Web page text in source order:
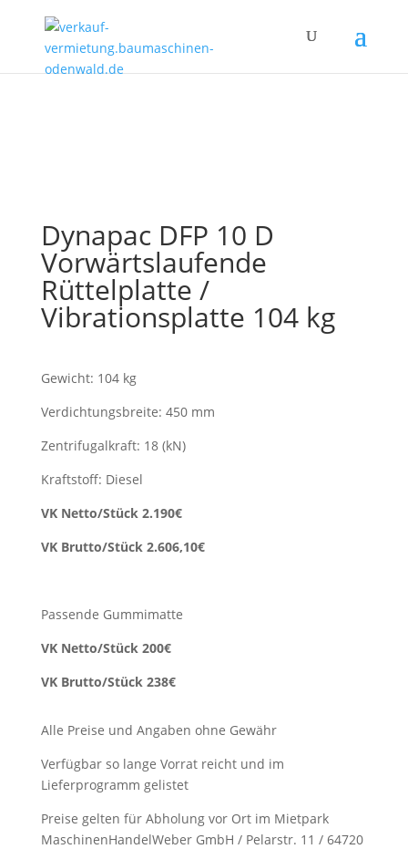
Dynapac DFP 10 D
Vorwärtslaufende
Rüttelplatte /
Vibrationsplatte 104 kg
Gewicht: 104 kg
Verdichtungsbreite: 450 mm
Zentrifugalkraft: 18 (kN)
Kraftstoff: Diesel
VK Netto/Stück 2.190€
VK Brutto/Stück 2.606,10€
Passende Gummimatte
VK Netto/Stück 200€
VK Brutto/Stück 238€
Alle Preise und Angaben ohne Gewähr
Verfügbar so lange Vorrat reicht und im
Lieferprogramm gelistet
Preise gelten für Abholung vor Ort im Mietpark
MaschinenHandelWeber GmbH / Pelarstr. 11 / 64720